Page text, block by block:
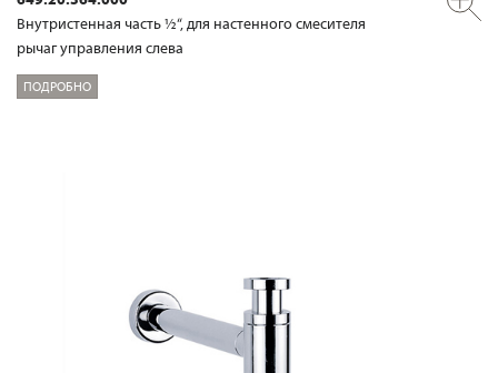
Внутристенная часть ½“, для настенного смесителя
рычаг управления слева
ПОДРОБНО